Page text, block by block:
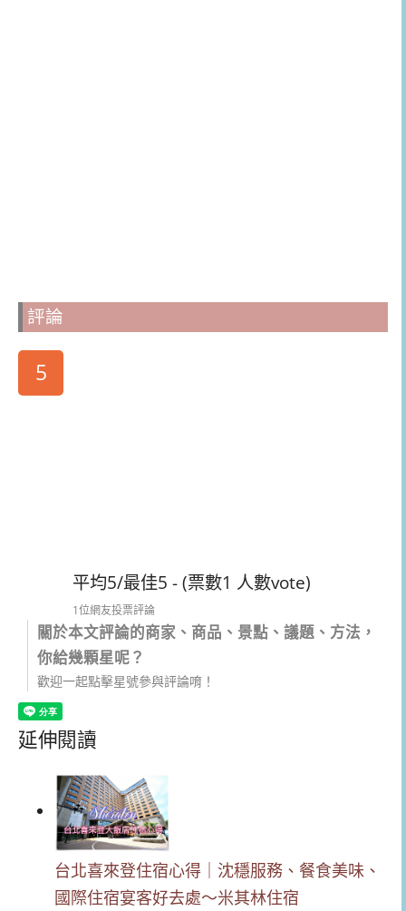
評論
5
平均5/最佳5 - (票數1 人數vote)
1位網友投票評論
關於本文評論的商家、商品、景點、議題、方法，
你給幾顆星呢？
歡迎一起點擊星號參與評論唷！
延伸閱讀
台北喜來登住宿心得｜沈穩服務、餐食美味、
國際住宿宴客好去處～米其林住宿